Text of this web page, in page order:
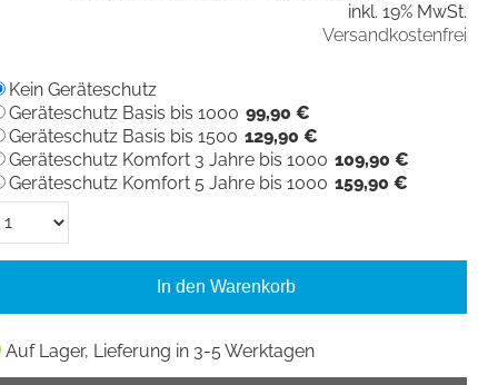
inkl. 19% MwSt.
Versandkostenfrei
Auf Lager, Lieferung in 3-5 Werktagen
Kein Geräteschutz
Geräteschutz Basis bis 1000 99,90 €
Geräteschutz Basis bis 1500 129,90 €
Geräteschutz Komfort 3 Jahre bis 1000 109,90 €
Geräteschutz Komfort 5 Jahre bis 1000 159,90 €
In den Warenkorb